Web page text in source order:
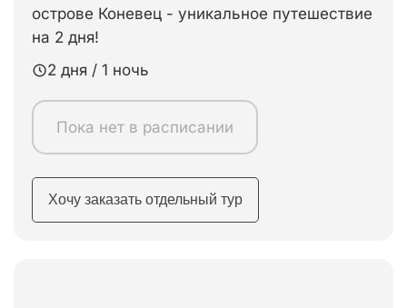
острове Коневец - уникальное путешествие
на 2 дня!
2 дня / 1 ночь
Пока нет в расписании
Хочу заказать отдельный тур